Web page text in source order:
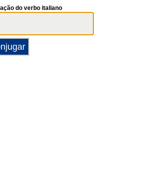
do verbo italiano